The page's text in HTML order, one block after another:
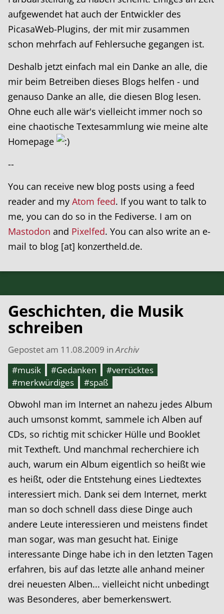
aufgewendet hat auch der Entwickler des
PicasaWeb-Plugins, der mit mir zusammen
schon mehrfach auf Fehlersuche gegangen ist.
Deshalb jetzt einfach mal ein Danke an alle, die
mir beim Betreiben dieses Blogs helfen - und
genauso Danke an alle, die diesen Blog lesen.
Ohne euch alle wär's vielleicht immer noch so
eine chaotische Textesammlung wie meine alte
Homepage
--
You can receive new blog posts using a feed
reader and my Atom feed. If you want to talk to
me, you can do so in the Fediverse. I am on
Mastodon and Pixelfed. You can also write an e-
mail to blog [at] konzertheld.de.
Geschichten, die Musik
schreiben
Gepostet am 11.08.2009 in Archiv
#musik
#Gedanken
#verrücktes
#merkwürdiges
#spaß
Obwohl man im Internet an nahezu jedes Album
auch umsonst kommt, sammele ich Alben auf
CDs, so richtig mit schicker Hülle und Booklet
mit Textheft. Und manchmal recherchiere ich
auch, warum ein Album eigentlich so heißt wie
es heißt, oder die Entstehung eines Liedtextes
interessiert mich. Dank sei dem Internet, merkt
man so doch schnell dass diese Dinge auch
andere Leute interessieren und meistens findet
man sogar, was man gesucht hat. Einige
interessante Dinge habe ich in den letzten Tagen
erfahren, bis auf das letzte alle anhand meiner
drei neuesten Alben... vielleicht nicht unbedingt
was Besonderes, aber bemerkenswert.